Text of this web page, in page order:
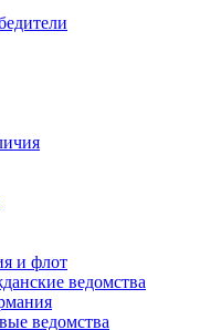
и флот
ведомства
ведомства